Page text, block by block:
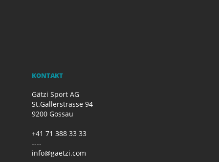
KONTAKT
Gätzi Sport AG
St.Gallerstrasse 94
9200 Gossau
+41 71 388 33 33
----
info@gaetzi.com